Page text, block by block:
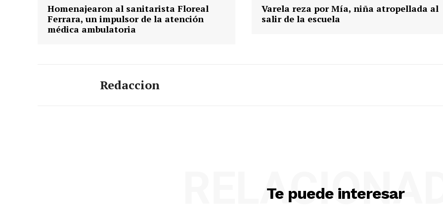
Homenajearon al sanitarista Floreal
Ferrara, un impulsor de la atención
médica ambulatoria
Varela reza por Mía, niña atropellada al
salir de la escuela
Redaccion
Te puede interesar